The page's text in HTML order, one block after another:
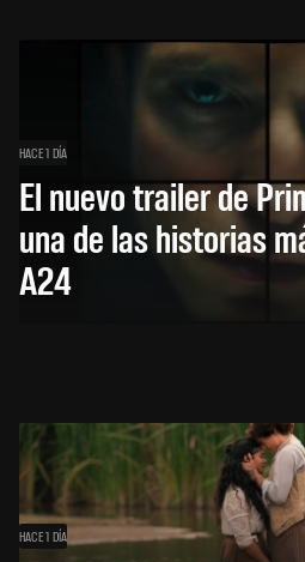
HACE 1 DÍA
El nuevo trailer de
una de las historias
A24
HACE 1 DÍA